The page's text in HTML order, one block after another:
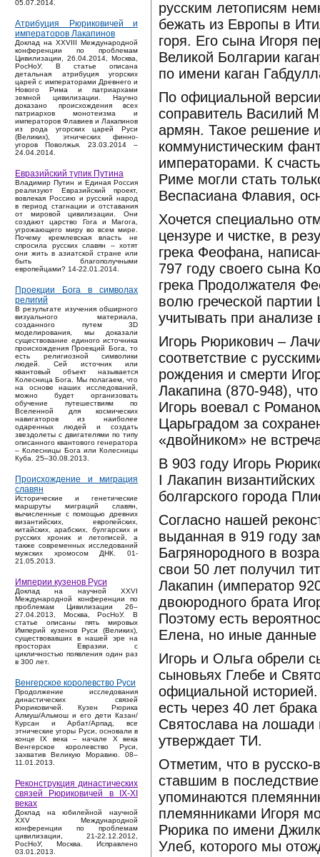
05.07.2014.
Атрибуция Рюриковичей и
императоров Лакапинов
Доклад на XXVIII Международной
конференции по проблемам
Цивилизации, 26.04.2014, Москва,
РосНоУ. В статье описана
детальная атрибуция угорских
царей с императорами Древнего и
Нового Рима и патриархами
земной цивилизации. Научно
доказано происхождения всех
патриархов монотеизма и
императоров Флавиев и Лакапинов
из рода угорских царей Руси
(Великих), этнических финно-
угоров Поволжья. 23.03.2014 –
24.04.2014.
Евразийский тупик Путина
Владимир Путин и Единая Россия
реализуют Евразийский проект,
вовлекая Россию и русский народ
в период стагнации и отставания
от мировой цивилизации. Они
создают царство Гога и Магога,
угрожающего миру во всем мире.
Почему кремлевская власть не
спросила русских славян – хотят
они жить в азиатской стране или
быть благополучными
европейцами? 14-22.01.2014.
Проекции Бога в символах
религий
В результате изучения обширного
визуального материала,
созданного путем 3D
моделирования, мы доказали
существование единого источника
происхождения Проекций Бога, то
есть религиозной символики
людей. Сей источник или
квантовый объект называется
Колесница Бога. Мы полагаем, что
на основе наших исследований,
можно будет организовать
обучение путешествиям по
Вселенной для космических
навигаторов из наиболее
одаренных людей и создать
звездолеты с двигателями по типу
описанного квантового генератора
– Колесницы Бога или Колесницы
Куба. 25–30.08.2013.
Происхождение и миграция
славян
Исторические и генетические
маршруты миграций славян,
вычисленные с помощью древних
византийских, европейских,
китайских, арабских, булгарских и
русских хроник и летописей, а
также современных исследований
мужских хромосом ДНК. 01-
21.05.2013.
Империи кузенов Руси
Доклад на научной XXVI
Международной конференции по
проблемам Цивилизации 26–
27.04.2013, Москва, РосНоУ. В
статье описаны пять мировых
Империй кузенов Руси (Великих),
существовавших в нашей эре на
просторах Евразии, с
цикличностью появления один раз
в 300 лет.
Венгерское королевство Руси
Продолжение исследования
династических связей
Рюриковичей. Кузен Рюрика
Алмуш/Альмош и его дети Казан/
Курсан и Арбат/Арпад, все
этнические угоры Руси, основали в
конце IX века – начале X века
Венгерское королевство Руси,
захватив Великую Моравию. 08–
11.01.2013.
Реконструкция династических
связей Рюриковичей в IX-XI
веках
Доклад на юбилейной научной
XXV Международной
конференции по проблемам
цивилизации, 21-22.12.2012,
РосНоУ, Москва. Исправлено
03.01.2013.
русским летописям
бежать из Европы в
горя. Его сына Игоря
Великой Болгарии
по имени каган
По официальной
соправитель Василий
армян. Такое решение
коммунистическим
императорами. К
Риме могли стать
Веспасиана Флавия,
Хочется специально
цензуре и чистке, в
грека Феофана,
797 году своего сына
грека Продолжателя
волю греческой
учитывать при анализе
Игорь Рюрикович –
соответствие с
рождения и смерти
Лакапина (870-948),
Игорь воевал с
Царьградом за
«двойником» не
В 903 году Игорь
I Лакапин
болгарского города
Согласно нашей
выданная в 919 году
Багрянородного в
свои 50 лет получил
Лакапин (император
двоюродного брата
Поэтому есть
Елена, но иные данные
Игорь и Ольга обрели
сыновьях Глебе и
официальной
есть через 40 лет
Святослава на лошади
утверждает ТИ.
Отметим, что в русско-
ставшим в
упоминаются
племянниками Игоря
Рюрика по имени
Улеб, которого мы